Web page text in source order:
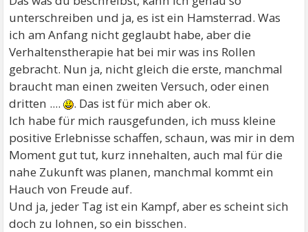
unterschreiben und ja, es ist ein Hamsterrad. Was
ich am Anfang nicht geglaubt habe, aber die
Verhaltenstherapie hat bei mir was ins Rollen
gebracht. Nun ja, nicht gleich die erste, manchmal
braucht man einen zweiten Versuch, oder einen
dritten ....
. Das ist für mich aber ok.
Ich habe für mich rausgefunden, ich muss kleine
positive Erlebnisse schaffen, schaun, was mir in dem
Moment gut tut, kurz innehalten, auch mal für die
nahe Zukunft was planen, manchmal kommt ein
Hauch von Freude auf.
Und ja, jeder Tag ist ein Kampf, aber es scheint sich
doch zu lohnen, so ein bisschen.